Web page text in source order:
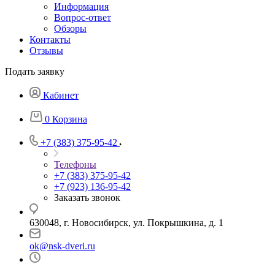
Информация
Вопрос-ответ
Обзоры
Контакты
Отзывы
Подать заявку
Кабинет
0 Корзина
+7 (383) 375-95-42
Телефоны
+7 (383) 375-95-42
+7 (923) 136-95-42
Заказать звонок
630048, г. Новосибирск, ул. Покрышкина, д. 1
ok@nsk-dveri.ru